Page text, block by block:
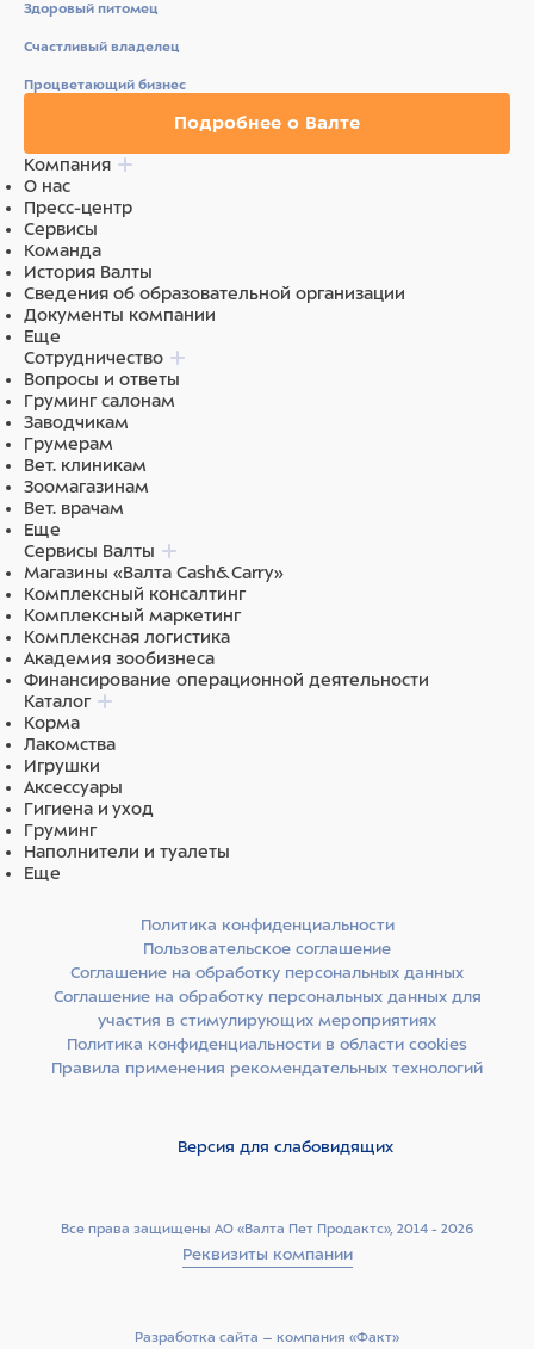
Состав
Здоровый питомец
Счастливый владелец
Процветающий бизнес
Подробнее о Валте
Компания
О нас
Пресс-центр
Сервисы
Команда
История Валты
Сведения об образовательной организации
Документы компании
Еще
Сотрудничество
Вопросы и ответы
Груминг салонам
Заводчикам
Грумерам
Вет. клиникам
Зоомагазинам
Вет. врачам
Еще
Сервисы Валты
Магазины «Валта Cash&Carry»
Комплексный консалтинг
Комплексный маркетинг
Комплексная логистика
Академия зообизнеса
Финансирование операционной деятельности
Каталог
Корма
Лакомства
Игрушки
Аксессуары
Гигиена и уход
Груминг
Наполнители и туалеты
Еще
Все права защищены АО «Валта Пет Продактс», 2014 - 2026
Реквизиты компании
Политика конфиденциальности
Пользовательское соглашение
Соглашение на обработку персональных данных
Соглашение на обработку персональных данных для
участия в стимулирующих мероприятиях
Политика конфиденциальности в области cookies
Правила применения рекомендательных технологий
Версия для слабовидящих
Разработка сайта –­ компания «Факт»